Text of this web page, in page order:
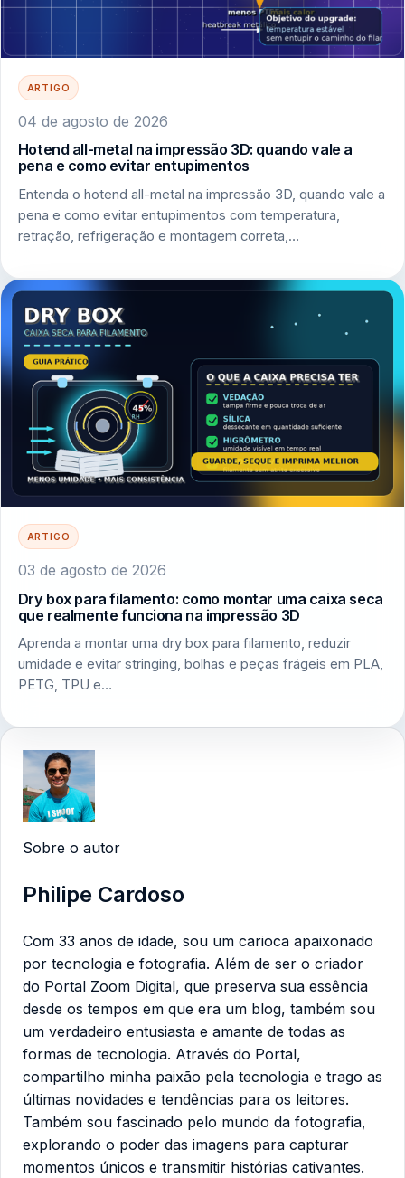
ARTIGO
04 de agosto de 2026
Hotend all-metal na impressão 3D: quando vale a
pena e como evitar entupimentos
Entenda o hotend all-metal na impressão 3D, quando vale a
pena e como evitar entupimentos com temperatura,
retração, refrigeração e montagem correta,…
ARTIGO
03 de agosto de 2026
Dry box para filamento: como montar uma caixa seca
que realmente funciona na impressão 3D
Aprenda a montar uma dry box para filamento, reduzir
umidade e evitar stringing, bolhas e peças frágeis em PLA,
PETG, TPU e…
Sobre o autor
Philipe Cardoso
Com 33 anos de idade, sou um carioca apaixonado
por tecnologia e fotografia. Além de ser o criador
do Portal Zoom Digital, que preserva sua essência
desde os tempos em que era um blog, também sou
um verdadeiro entusiasta e amante de todas as
formas de tecnologia. Através do Portal,
compartilho minha paixão pela tecnologia e trago as
últimas novidades e tendências para os leitores.
Também sou fascinado pelo mundo da fotografia,
explorando o poder das imagens para capturar
momentos únicos e transmitir histórias cativantes.